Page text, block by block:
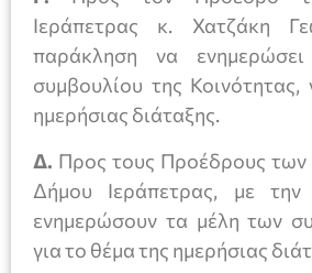
Ιεράπετρας κ. Χατζάκη
παράκληση να
συμβουλίου της Κοινότητας,
ημερήσιας διάταξης.
Δ. Προς τους Προέδρους των
Δήμου Ιεράπετρας, με
ενημερώσουν τα μέλη των
για το θέμα της ημερήσιας